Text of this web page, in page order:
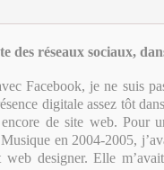
des réseaux sociaux,
Facebook, je ne suis
digitale assez tôt
encore de site web. Pour
en 2004-2005,
designer. Elle